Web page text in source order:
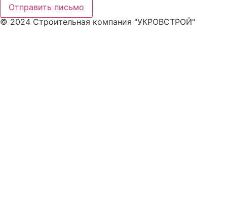
Отправить письмо
© 2024 Строительная компания "УКРОВСТРОЙ"